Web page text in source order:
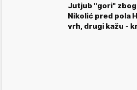
Jutjub "gori"
Nikolić pred pola
vrh, drugi kažu -